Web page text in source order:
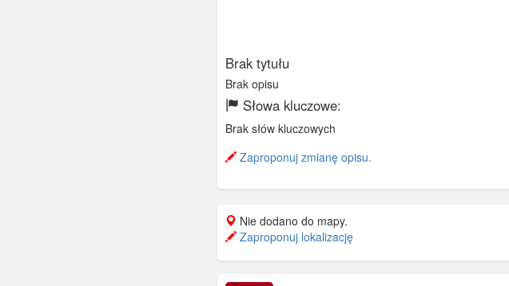
Brak tytułu
Brak opisu
Słowa kluczowe:
Brak słów kluczowych
Zaproponuj zmianę opisu.
Nie dodano do mapy.
Zaproponuj lokalizację